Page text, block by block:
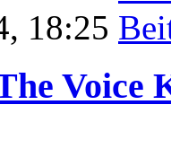
18:25
Voice